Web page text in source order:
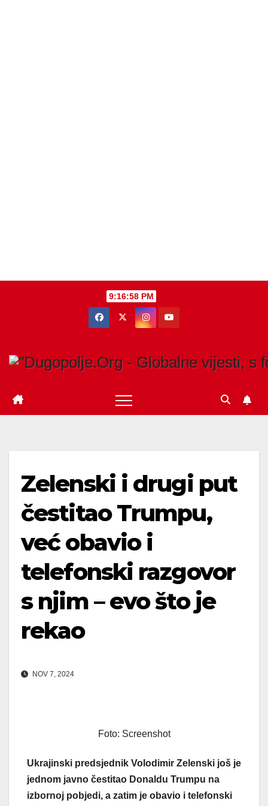
9:16:58 PM
Zelenski i drugi put
čestitao Trumpu,
već obavio i
telefonski razgovor
s njim – evo što je
rekao
NOV 7, 2024
Foto: Screenshot
Ukrajinski predsjednik Volodimir Zelenski još je
jednom javno čestitao Donaldu Trumpu na
izbornoj pobjedi, a zatim je obavio i telefonski